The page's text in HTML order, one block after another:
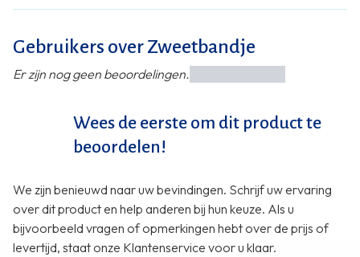
Gebruikers over Zweetbandje
Er zijn nog geen beoordelingen.
Wees de eerste om dit product te
beoordelen!
We zijn benieuwd naar uw bevindingen. Schrijf uw ervaring
over dit product en help anderen bij hun keuze. Als u
bijvoorbeeld vragen of opmerkingen hebt over de prijs of
levertijd, staat onze Klantenservice voor u klaar.